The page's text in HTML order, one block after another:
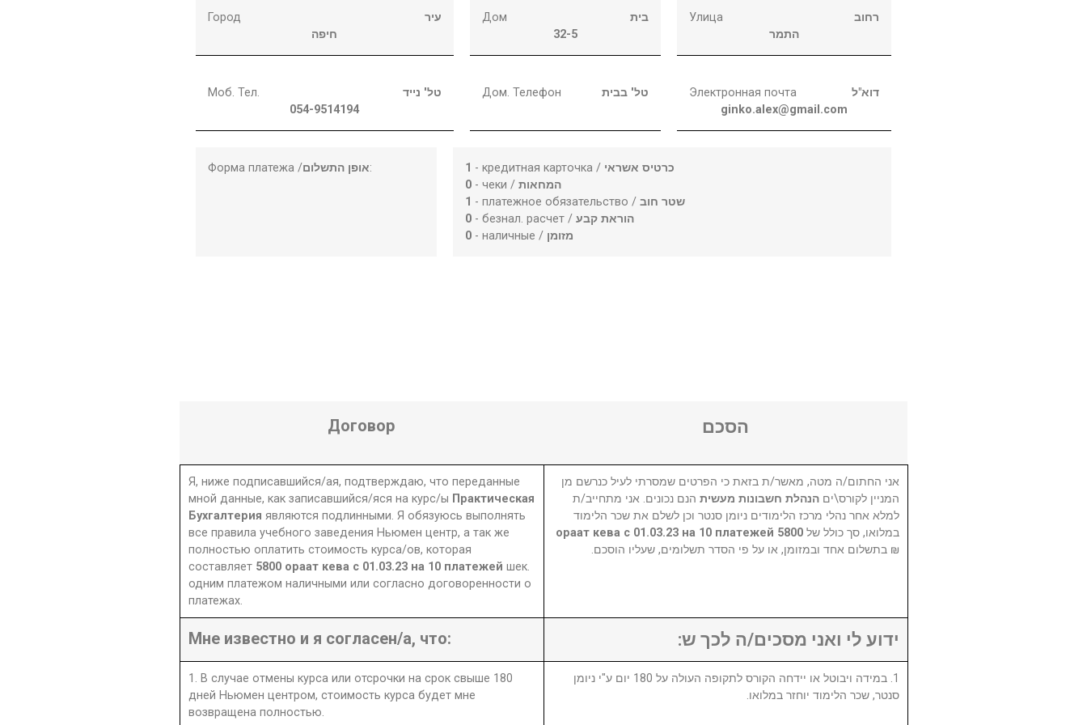
Город
עיר
חיפה
Дом
בית
32-5
Улица
רחוב
התמר
Моб. Тел.
טל' נייד
054-9514194
Дом. Телефон טל' בבית Электронная почта
דוא"ל
ginko.alex@gmail.com
Форма платежа /אופן התשלום: 1 - кредитная карточка / כרטיס אשראי
0- чеки / המחאות
1 - платежное обязательство / שטר חוב
0- безнал. расчет / הוראת קבע
0- наличные / מזומן
Договор הסכם
Я, ниже подписавшийся/ая, подтверждаю, что переданные
мной данные, как записавшийся/яся на курс/ы Практическая
Бухгалтерия являются подлинными. Я обязуюсь выполнять
все правила учебного заведения Ньюмен центр, а так же
полностью оплатить стоимость курса/ов, которая
составляет 5800 ораат кева с 01.03.23 на 10 платежей шек.
одним платежом наличными или согласно договоренности о
платежах.
אני החתום/ה מטה, מאשר/ת בזאת כי הפרטים שמסרתי לעיל כנרשם מן
המניין לקורס\יםהנהלת חשבונות מעשית הנם נכונים. אני מתחייב/ת
למלא אחר נהלי מרכז הלימודים ניומן סנטר וכן לשלם את שכר הלימוד
במלואו, סך כולל של5800 ораат кева с 01.03.23 на 10 платежей
₪ בתשלום אחד ובמזומן, או על פי הסדר תשלומים, שעליו הוסכם.
Мне известно и я согласен/а, что: ידוע לי ואני מסכים/ה לכך ש:
1. В случае отмены курса или отсрочки на срок свыше 180
дней Ньюмен центром, стоимость курса будет мне
возвращена полностью.
1. במידה ויבוטל או יידחה הקורס לתקופה העולה על 180 יום ע"י ניומן
סנטר, שכר הלימוד יוחזר במלואו.